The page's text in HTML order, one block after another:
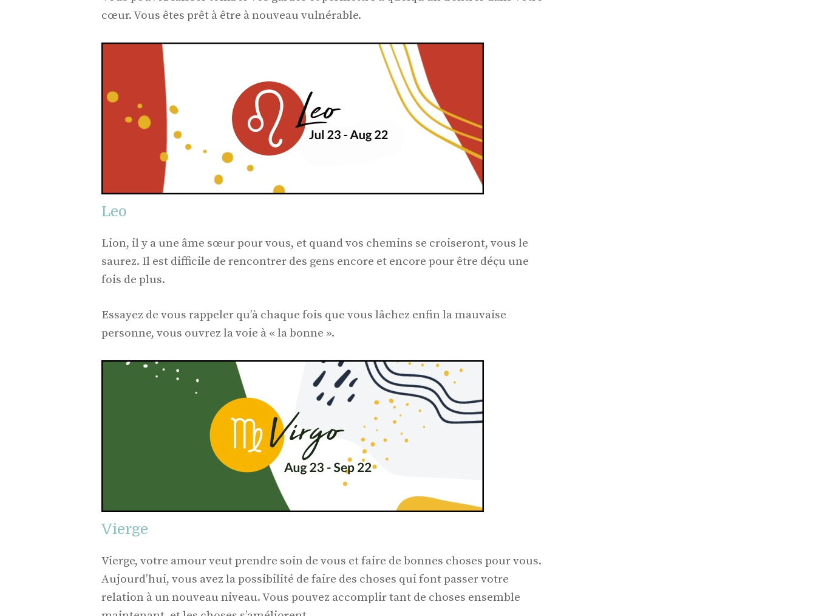
cœur. Vous êtes prêt à être à nouveau vulnérable.
Leo
Lion, il y a une âme sœur pour vous, et quand vos chemins se croiseront, vous le
saurez. Il est difficile de rencontrer des gens encore et encore pour être déçu une
fois de plus.
Essayez de vous rappeler qu’à chaque fois que vous lâchez enfin la mauvaise
personne, vous ouvrez la voie à « la bonne ».
Vierge
Vierge, votre amour veut prendre soin de vous et faire de bonnes choses pour vous.
Aujourd’hui, vous avez la possibilité de faire des choses qui font passer votre
relation à un nouveau niveau. Vous pouvez accomplir tant de choses ensemble